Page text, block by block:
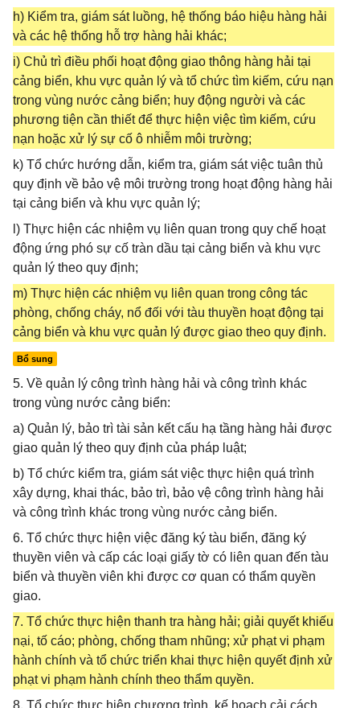
h) Kiểm tra, giám sát luồng, hệ thống báo hiệu hàng hải
và các hệ thống hỗ trợ hàng hải khác;
i) Chủ trì điều phối hoạt động giao thông hàng hải tại
cảng biển, khu vực quản lý và tổ chức tìm kiếm, cứu nạn
trong vùng nước cảng biển; huy động người và các
phương tiện cần thiết để thực hiện việc tìm kiếm, cứu
nạn hoặc xử lý sự cố ô nhiễm môi trường;
k) Tổ chức hướng dẫn, kiểm tra, giám sát việc tuân thủ
quy định về bảo vệ môi trường trong hoạt động hàng hải
tại cảng biển và khu vực quản lý;
l) Thực hiện các nhiệm vụ liên quan trong quy chế hoạt
động ứng phó sự cố tràn dầu tại cảng biển và khu vực
quản lý theo quy định;
m) Thực hiện các nhiệm vụ liên quan trong công tác
phòng, chống cháy, nổ đối với tàu thuyền hoạt động tại
cảng biển và khu vực quản lý được giao theo quy định.
Bổ sung
5. Về quản lý công trình hàng hải và công trình khác
trong vùng nước cảng biển:
a) Quản lý, bảo trì tài sản kết cấu hạ tầng hàng hải được
giao quản lý theo quy định của pháp luật;
b) Tổ chức kiểm tra, giám sát việc thực hiện quá trình
xây dựng, khai thác, bảo trì, bảo vệ công trình hàng hải
và công trình khác trong vùng nước cảng biển.
6. Tổ chức thực hiện việc đăng ký tàu biển, đăng ký
thuyền viên và cấp các loại giấy tờ có liên quan đến tàu
biển và thuyền viên khi được cơ quan có thẩm quyền
giao.
7. Tổ chức thực hiện thanh tra hàng hải; giải quyết khiếu
nại, tố cáo; phòng, chống tham nhũng; xử phạt vi phạm
hành chính và tổ chức triển khai thực hiện quyết định xử
phạt vi phạm hành chính theo thẩm quyền.
8. Tổ chức thực hiện chương trình, kế hoạch cải cách